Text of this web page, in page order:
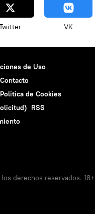
VK
de Uso
Contacto
Politica de Cookies
RSS
derechos reservados. 18+